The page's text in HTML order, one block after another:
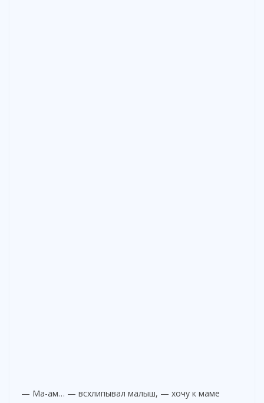
— Ма-ам… — всхлипывал малыш, — хочу к маме